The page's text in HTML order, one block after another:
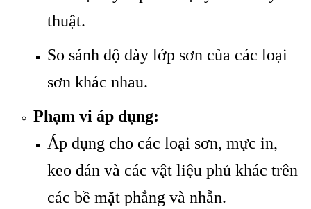
thuật.
So sánh độ dày lớp sơn của các loại
sơn khác nhau.
Phạm vi áp dụng:
Áp dụng cho các loại sơn, mực in,
keo dán và các vật liệu phủ khác trên
các bề mặt phẳng và nhẵn.